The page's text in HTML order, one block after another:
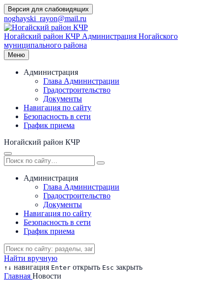
Перейти
к
содержимому
Версия для слабовидящих
noghayski_rayon@mail.ru
Ногайский район КЧР Администрация Ногайского
муниципального района
Меню
Администрация
Глава Администрации
Градостроительство
Документы
Навигация по сайту
Безопасность в сети
График приема
Ногайский район КЧР
Администрация
Глава Администрации
Градостроительство
Документы
Навигация по сайту
Безопасность в сети
График приема
Найти вручную
↑ ↓ навигация Enter открыть Esc закрыть
Главная Новости